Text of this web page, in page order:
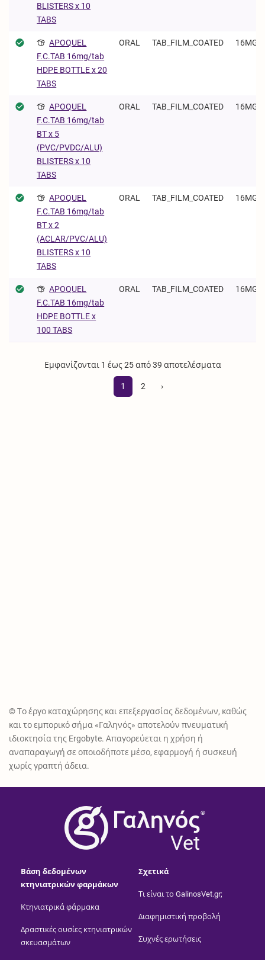
BLISTERS x 10
TABS
APOQUEL
F.C.TAB 16mg/tab
HDPE BOTTLE x 20
TABS
ORAL TAB_FILM_COATED 16MG/
APOQUEL
F.C.TAB 16mg/tab
BT x 5
(PVC/PVDC/ALU)
BLISTERS x 10
TABS
ORAL TAB_FILM_COATED 16MG/
APOQUEL
F.C.TAB 16mg/tab
BT x 2
(ACLAR/PVC/ALU)
BLISTERS x 10
TABS
ORAL TAB_FILM_COATED 16MG/
APOQUEL
F.C.TAB 16mg/tab
HDPE BOTTLE x
100 TABS
ORAL TAB_FILM_COATED 16MG/
Εμφανίζονται 1 έως 25 από 39 αποτελέσματα
1 2 ›
© Το έργο καταχώρησης και επεξεργασίας δεδομένων, καθώς
και το εμπορικό σήμα «Γαληνός» αποτελούν πνευματική
ιδιοκτησία της Ergobyte. Απαγορεύεται η χρήση ή
αναπαραγωγή σε οποιοδήποτε μέσο, εφαρμογή ή συσκευή
χωρίς γραπτή άδεια.
®
Vet
Βάση δεδομένων
κτηνιατρικών φαρμάκων
Κτηνιατρικά φάρμακα
Δραστικές ουσίες κτηνιατρικών
σκευασμάτων
Σχετικά
Τι είναι το GalinosVet.gr;
Διαφημιστική προβολή
Συχνές ερωτήσεις